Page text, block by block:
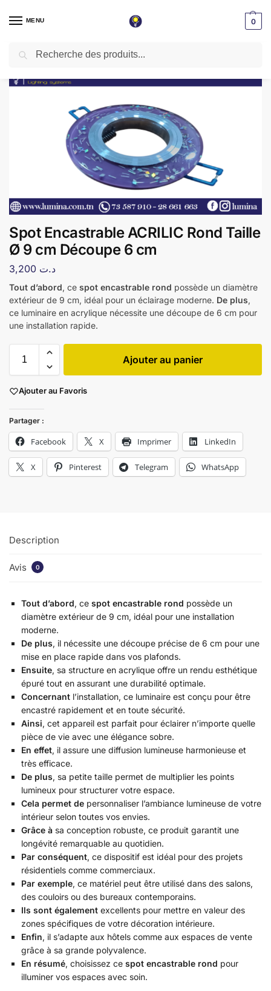
MENU 0
Accueil / Spot LED encastrable Spot Encastrable ACRILIC Rond Taille Ø 9 cm Découpe 6 cm
Spot Encastrable ACRILIC Rond Taille
Ø 9 cm Découpe 6 cm
د.ت
Tout d’abord, ce spot encastrable rond possède un diamètre
extérieur de 9 cm, idéal pour un éclairage moderne. De plus,
ce luminaire en acrylique nécessite une découpe de 6 cm pour
une installation rapide.
Ajouter au panier
Ajouter au Favoris
Partager :
Facebook X Imprimer LinkedIn
X Pinterest Telegram WhatsApp
Description
Avis 0
Tout d’abord, ce spot encastrable rond possède un
diamètre extérieur de 9 cm, idéal pour une installation
moderne.
De plus, il nécessite une découpe précise de 6 cm pour une
mise en place rapide dans vos plafonds.
Ensuite, sa structure en acrylique offre un rendu esthétique
épuré tout en assurant une durabilité optimale.
Concernant l’installation, ce luminaire est conçu pour être
encastré rapidement et en toute sécurité.
Ainsi, cet appareil est parfait pour éclairer n’importe quelle
pièce de vie avec une élégance sobre.
En effet, il assure une diffusion lumineuse harmonieuse et
très efficace.
De plus, sa petite taille permet de multiplier les points
lumineux pour structurer votre espace.
Cela permet de personnaliser l’ambiance lumineuse de votre
intérieur selon toutes vos envies.
Grâce à sa conception robuste, ce produit garantit une
longévité remarquable au quotidien.
Par conséquent, ce dispositif est idéal pour des projets
résidentiels comme commerciaux.
Par exemple, ce matériel peut être utilisé dans des salons,
des couloirs ou des bureaux contemporains.
Ils sont également excellents pour mettre en valeur des
zones spécifiques de votre décoration intérieure.
Enfin, il s’adapte aux hôtels comme aux espaces de vente
grâce à sa grande polyvalence.
En résumé, choisissez ce spot encastrable rond pour
illuminer vos espaces avec soin.